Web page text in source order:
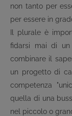
non tanto per
per essere in
Il plurale è
fidarsi mai di
combinare il
un progetto di
competenza
quella di una
nel piccolo o